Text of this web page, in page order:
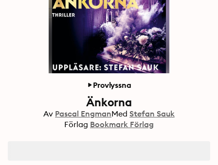
Provlyssna
Änkorna
Av Pascal EngmanMed Stefan Sauk
Förlag Bookmark Förlag